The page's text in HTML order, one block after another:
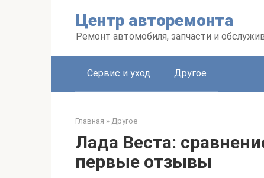
Центр авторемонта
Ремонт автомобиля, запчасти и
Сервис и уход Другое
Главная » Другое
Лада Веста:
первые отзывы